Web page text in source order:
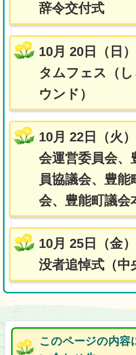
辞令交付式
10月 20日（日
タムフェス（
ウンド）
10月 22日（火
会運営委員会、
員協議会、豊能
会、豊能町議会
10月 25日（金
没者追悼式（中
このページの内容